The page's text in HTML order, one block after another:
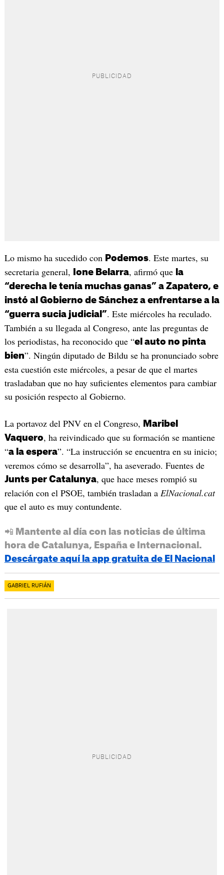
Lo mismo ha sucedido con Podemos. Este martes, su
secretaria general,
Ione Belarra, afirmó que la
“derecha le tenía muchas ganas” a Zapatero, e
instó al Gobierno de Sánchez a enfrentarse a la
“guerra sucia judicial”. Este miércoles ha reculado.
También a su llegada al Congreso, ante las preguntas de
los periodistas, ha reconocido que “el auto no pinta
bien”. Ningún diputado de Bildu se ha pronunciado sobre
esta cuestión este miércoles, a pesar de que el martes
trasladaban que no hay suficientes elementos para cambiar
su posición respecto al Gobierno.
La portavoz del PNV en el Congreso,
Maribel
Vaquero, ha reivindicado que su formación se mantiene
“a la espera”. “La instrucción se encuentra en su inicio;
veremos cómo se desarrolla”, ha aseverado. Fuentes de
Junts per Catalunya, que hace meses rompió su
relación con el PSOE, también trasladan a ElNacional.cat
que el auto es muy contundente.
📲 Mantente al día con las noticias de última
hora de Catalunya, España e Internacional.
Descárgate aquí la app gratuita de El Nacional
GABRIEL RUFIÁN